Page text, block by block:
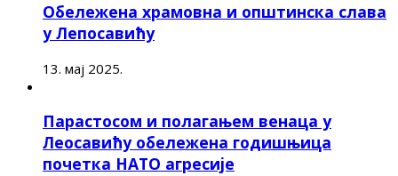
Обележена храмовна и општинска слава
у Лепосавићу
13. мај 2025.
Парастосом и полагањем венаца у
Леосавићу обележена годишњица
почетка НАТО агресије